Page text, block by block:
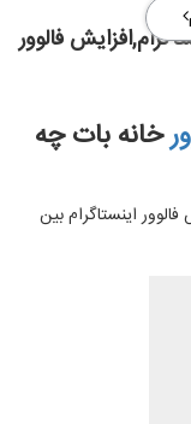
فالوور
خانه بات چه
اینستاگرام بین